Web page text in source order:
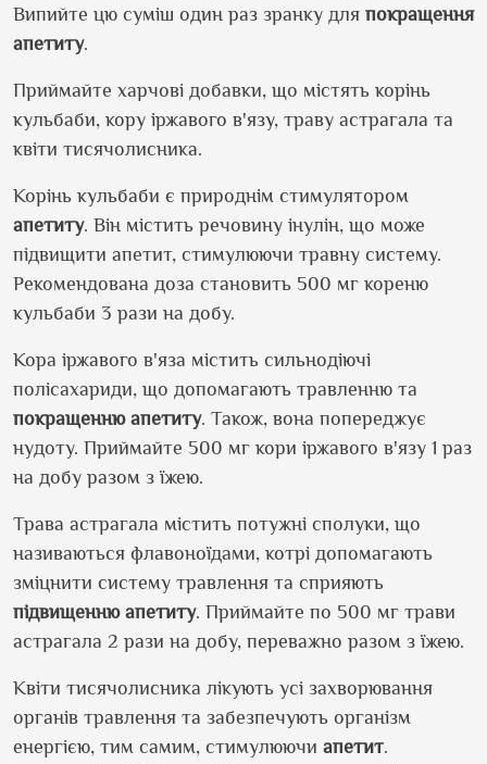
Випийте цю суміш один раз зранку для покращення
апетиту.
Приймайте харчові добавки, що містять корінь
кульбаби, кору іржавого в'язу, траву астрагала та
квіти тисячолисника.
Корінь кульбаби є природнім стимулятором
апетиту. Він містить речовину інулін, що може
підвищити апетит, стимулюючи травну систему.
Рекомендована доза становить 500 мг кореню
кульбаби 3 рази на добу.
Кора іржавого в'яза містить сильнодіючі
полісахариди, що допомагають травленню та
покращенню апетиту. Також, вона попереджує
нудоту. Приймайте 500 мг кори іржавого в'язу 1 раз
на добу разом з їжею.
Трава астрагала містить потужні сполуки, що
називаються флавоноїдами, котрі допомагають
зміцнити систему травлення та сприяють
підвищенню апетиту. Приймайте по 500 мг трави
астрагала 2 рази на добу, переважно разом з їжею.
Квіти тисячолисника лікують усі захворювання
органів травлення та забезпечують організм
енергією, тим самим, стимулюючи апетит.